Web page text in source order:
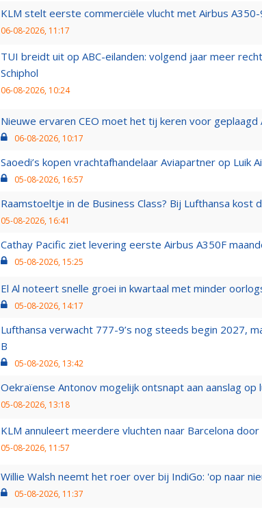
KLM stelt eerste commerciële vlucht met Airbus
06-08-2026, 11:17
TUI breidt uit op ABC-eilanden: volgend jaar meer
Schiphol
06-08-2026, 10:24
Nieuwe ervaren CEO moet het tij keren voor geplaagd
06-08-2026, 10:17
Saoedi’s kopen vrachtafhandelaar Aviapartner op Luik
05-08-2026, 16:57
Raamstoeltje in de Business Class? Bij Lufthansa kost
05-08-2026, 16:41
Cathay Pacific ziet levering eerste Airbus A350F
05-08-2026, 15:25
El Al noteert snelle groei in kwartaal met minder
05-08-2026, 14:17
Lufthansa verwacht 777-9’s nog steeds begin 2027,
B
05-08-2026, 13:42
Oekraïense Antonov mogelijk ontsnapt aan aanslag op
05-08-2026, 13:18
KLM annuleert meerdere vluchten naar Barcelona
05-08-2026, 11:57
Willie Walsh neemt het roer over bij IndiGo: 'op naar
05-08-2026, 11:37